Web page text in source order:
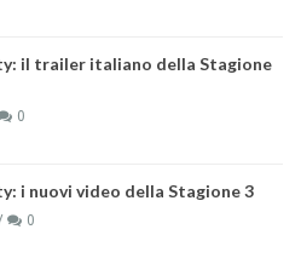
il trailer italiano della Stagione
0
i nuovi video della Stagione 3
0